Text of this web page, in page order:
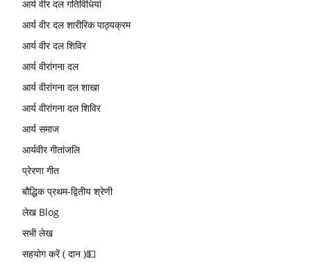
आर्य वीर दल गतिविधियां
आर्य वीर दल शारीरिक पाठ्यक्रम
आर्य वीर दल शिविर
आर्य वीरांगना दल
आर्य वीरांगना दल शाखा
आर्य वीरांगना दल शिविर
आर्य समाज
आर्यवीर गीतांजलि
प्रेरणा गीत
बौद्धिक प्रथम-द्वितीय श्रेणी
लेख Blog
सभी लेख
सहयोग करें ( दान )💵